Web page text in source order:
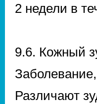
2 недели в
9.6. Кожный
Различают